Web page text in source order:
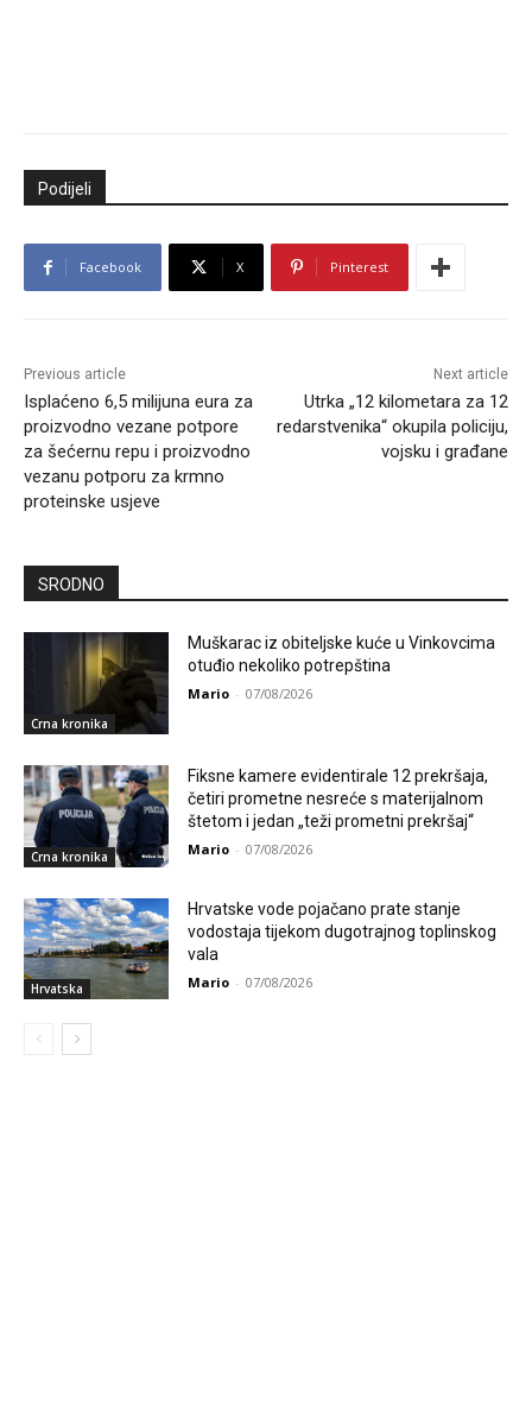
Podijeli
Facebook X Pinterest
Previous article
Isplaćeno 6,5 milijuna eura za
proizvodno vezane potpore
za šećernu repu i proizvodno
vezanu potporu za krmno
proteinske usjeve
Next article
Utrka „12 kilometara za 12
redarstvenika“ okupila policiju,
vojsku i građane
SRODNO
Crna kronika
Muškarac iz obiteljske kuće u Vinkovcima
otuđio nekoliko potrepština
Mario - 07/08/2026
Crna kronika
Fiksne kamere evidentirale 12 prekršaja,
četiri prometne nesreće s materijalnom
štetom i jedan „teži prometni prekršaj“
Mario - 07/08/2026
Hrvatska
Hrvatske vode pojačano prate stanje
vodostaja tijekom dugotrajnog toplinskog
vala
Mario - 07/08/2026